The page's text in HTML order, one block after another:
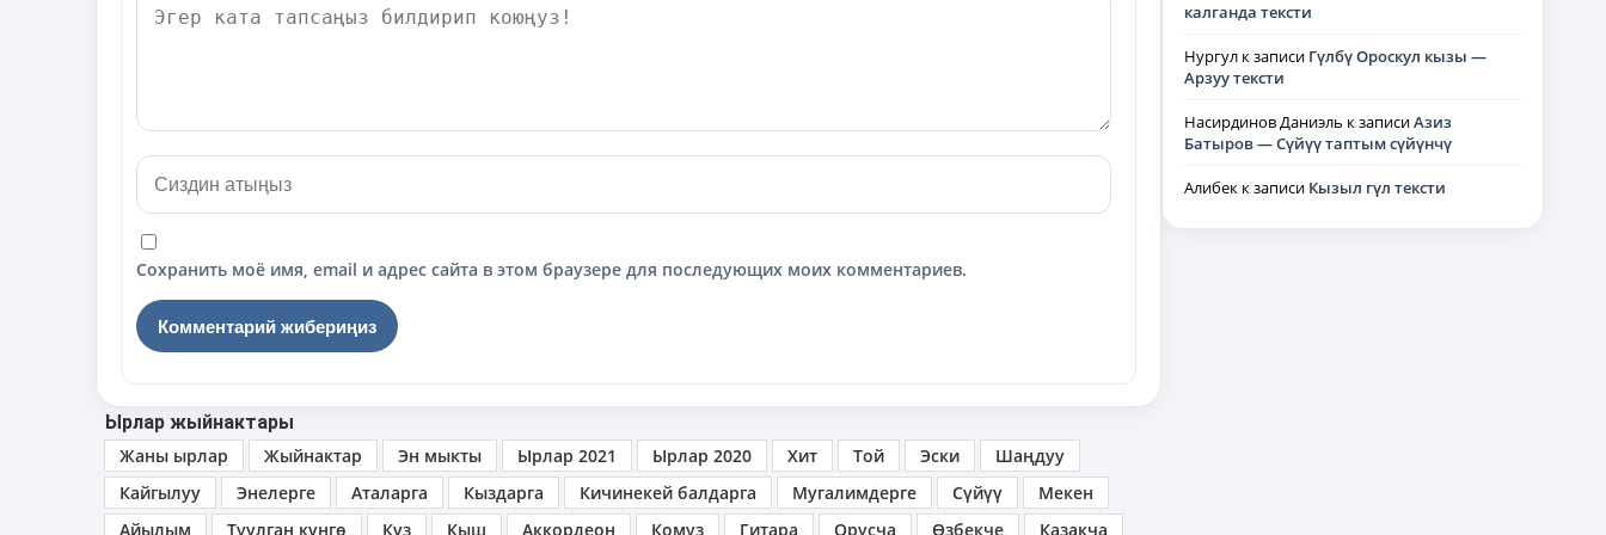
калганда тексти
Нургул к записи Гүлбү Ороскул кызы —
Арзуу тексти
Насирдинов Даниэль к записиАзиз
Батыров — Сүйүү таптым сүйүнчү
Алибек к записи Кызыл гүл тексти
Сохранить моё имя, email и адрес сайта в этом браузере для последующих моих комментариев.
Ырлар жыйнактары
Жаны ырлар
Жыйнактар Эн мыкты Ырлар 2021 Ырлар 2020 Хит Той Эски
Шаңдуу
Кайгылуу
Энелерге Аталарга Кыздарга Кичинекей балдарга Мугалимдерге Сүйүү
Мекен
Айылым
Туулган күнгө Күз Кыш Аккордеон Комуз Гитара Орусча Өзбекче Казакча